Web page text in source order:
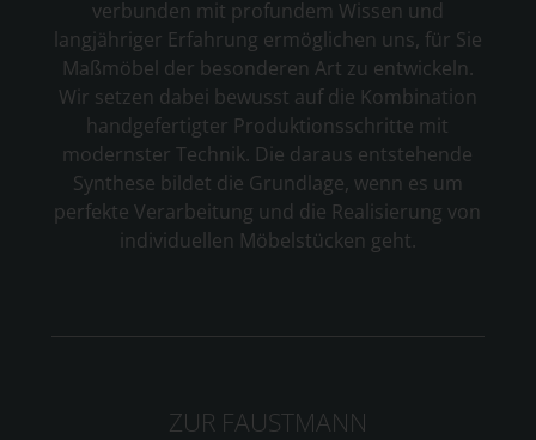
verbunden mit profundem Wissen und
langjähriger Erfahrung ermöglichen uns, für Sie
Maßmöbel der besonderen Art zu entwickeln.
Wir setzen dabei bewusst auf die Kombination
handgefertigter Produktionsschritte mit
modernster Technik. Die daraus entstehende
Synthese bildet die Grundlage, wenn es um
perfekte Verarbeitung und die Realisierung von
individuellen Möbelstücken geht.
ZUR FAUSTMANN